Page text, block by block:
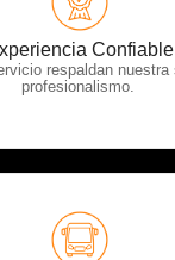
Confiable
respaldan nuestra
profesionalismo.
OTP Servicios